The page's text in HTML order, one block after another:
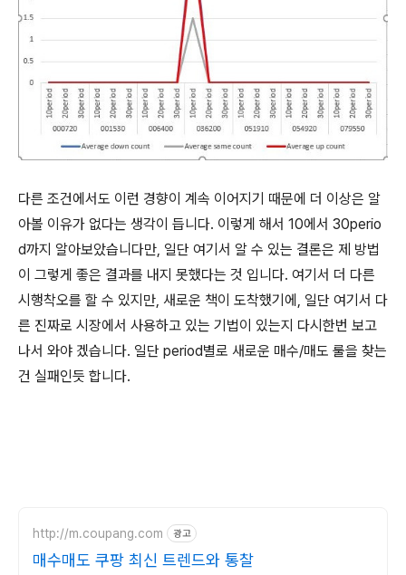
다른 조건에서도 이런 경향이 계속 이어지기 때문에 더 이상은 알
아볼 이유가 없다는 생각이 듭니다. 이렇게 해서 10에서 30perio
d까지 알아보았습니다만, 일단 여기서 알 수 있는 결론은 제 방법
이 그렇게 좋은 결과를 내지 못했다는 것 입니다. 여기서 더 다른
시행착오를 할 수 있지만, 새로운 책이 도착했기에, 일단 여기서 다
른 진짜로 시장에서 사용하고 있는 기법이 있는지 다시한번 보고
나서 와야 겠습니다. 일단 period별로 새로운 매수/매도 룰을 찾는
건 실패인듯 합니다.
http://m.coupang.com 광고
매수매도 쿠팡 최신 트렌드와 통찰